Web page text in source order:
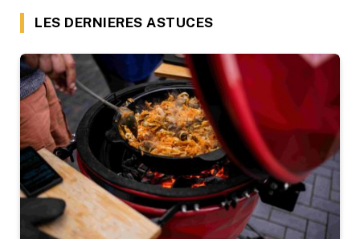
LES DERNIERES ASTUCES